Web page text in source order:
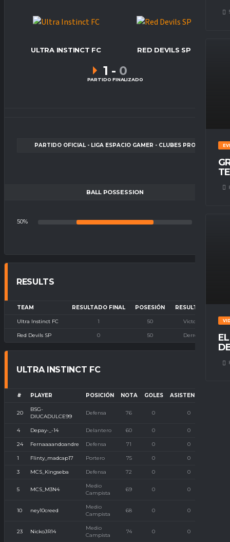
ULTRA INSTINCT FC RED DEVILS SP
1 - 0
PARTIDO FINALIZADO
PARTIDO OFICIAL - LIGA ESPACIO GAMER - CLUBES PRO
BALL POSSESSION
50%
RESULTS
TEAM RESULTADO FINAL POSESIÓN RESULTADO
Ultra Instinct FC 1 50 Victoria
Red Devils SP 0 50 Derrota
ULTRA INSTINCT FC
# PLAYER POSICIÓN NOTA GOLES ASISTENCIAS
20
BSG-
DIUCADULCE99
Defensa 76 0 0
4 Depay-_-14 Delantero 60 0 0
24 Fernaaaandoandre Defensa 71 0 0
1 Flinty_madcap17 Portero 75 0 0
3 MCS_Kingseba Defensa 72 0 0
5 MCS_M3N4
Medio
Campista
69 0 0
10 ney10creed
Medio
Campista
68 0 0
23 NickoJR14
Medio
Campista
74 0 0